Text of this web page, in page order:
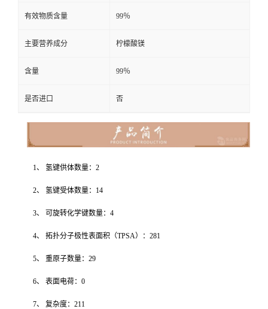
有效物质含量 99％
主要营养成分 柠檬酸镁
含量 99％
是否进口 否
1、 氢键供体数量：2
2、 氢键受体数量：14
3、 可旋转化学键数量：4
4、 拓扑分子极性表面积（TPSA）：281
5、 重原子数量：29
6、 表面电荷：0
7、 复杂度：211